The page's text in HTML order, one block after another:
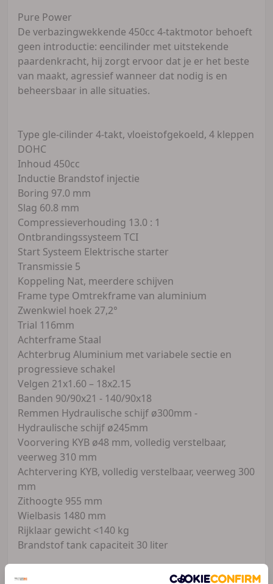
Pure Power
De verbazingwekkende 450cc 4-taktmotor behoeft
geen introductie: eencilinder met uitstekende
paardenkracht, hij zorgt ervoor dat je er het beste
van maakt, agressief wanneer dat nodig is en
beheersbaar in alle situaties.
Type gle-cilinder 4-takt, vloeistofgekoeld, 4 kleppen
DOHC
Inhoud 450cc
Inductie Brandstof injectie
Boring 97.0 mm
Slag 60.8 mm
Compressieverhouding 13.0 : 1
Ontbrandingssysteem TCI
Start Systeem Elektrische starter
Transmissie 5
Koppeling Nat, meerdere schijven
Frame type Omtrekframe van aluminium
Zwenkwiel hoek 27,2°
Trial 116mm
Achterframe Staal
Achterbrug Aluminium met variabele sectie en
progressieve schakel
Velgen 21x1.60 – 18x2.15
Banden 90/90x21 - 140/90x18
Remmen Hydraulische schijf ø300mm -
Hydraulische schijf ø245mm
Voorvering KYB ø48 mm, volledig verstelbaar,
veerweg 310 mm
Achtervering KYB, volledig verstelbaar, veerweg 300
mm
Zithoogte 955 mm
Wielbasis 1480 mm
Rijklaar gewicht <140 kg
Brandstof tank capaciteit 30 liter
Motostore Barendrecht is officieel dealer van